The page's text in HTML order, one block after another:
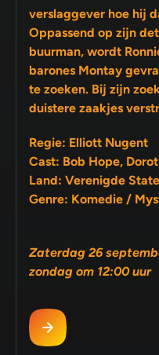
verslaggever hoe hij
Oppassend op zijn
buurman, wordt Ronnie door de
barones Montay
te zoeken. Bij zijn
duistere zaakjes
Regie: Elliott Nugent
Cast: Bob Hope,
Land: Verenigde
Genre: Komedie /
Zaterdag 26
zondag om 12:00 uur